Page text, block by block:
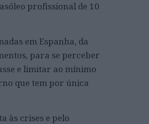
profissional de 10
em Espanha, da
para se perceber
e limitar ao mínimo
que tem por única
às crises e pelo